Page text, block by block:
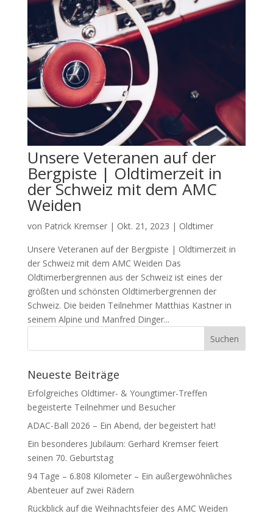
Unsere Veteranen auf der
Bergpiste | Oldtimerzeit in
der Schweiz mit dem AMC
Weiden
von Patrick Kremser| Okt. 21, 2023 | Oldtimer
Unsere Veteranen auf der Bergpiste | Oldtimerzeit in
der Schweiz mit dem AMC Weiden Das
Oldtimerbergrennen aus der Schweiz ist eines der
größten und schönsten Oldtimerbergrennen der
Schweiz. Die beiden Teilnehmer Matthias Kastner in
seinem Alpine und Manfred Dinger...
Neueste Beiträge
Erfolgreiches Oldtimer- & Youngtimer-Treffen
begeisterte Teilnehmer und Besucher
ADAC-Ball 2026 – Ein Abend, der begeistert hat!
Ein besonderes Jubiläum: Gerhard Kremser feiert
seinen 70. Geburtstag
94 Tage – 6.808 Kilometer – Ein außergewöhnliches
Abenteuer auf zwei Rädern
Rückblick auf die Weihnachtsfeier des AMC Weiden